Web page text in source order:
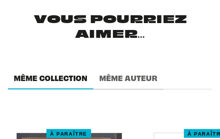
VOUS POURRIEZ
AIMER...
MÊME COLLECTION MÊME AUTEUR
À PARAÎTRE À